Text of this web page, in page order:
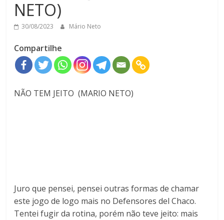
NETO)
30/08/2023 Mário Neto
Compartilhe
NÃO TEM JEITO (MARIO NETO)
Juro que pensei, pensei outras formas de chamar
este jogo de logo mais no Defensores del Chaco.
Tentei fugir da rotina, porém não teve jeito: mais